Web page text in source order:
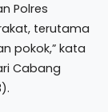
Polres
terutama
pokok,” kata
Cabang